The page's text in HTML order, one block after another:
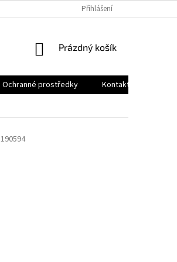
PODMÍNKY OCHRANY OSOBNÍCH ÚDAJŮ
Přihlášení
NÁKUPNÍ
Prázdný košík
Ochranné prostředky
Kontakt
190594